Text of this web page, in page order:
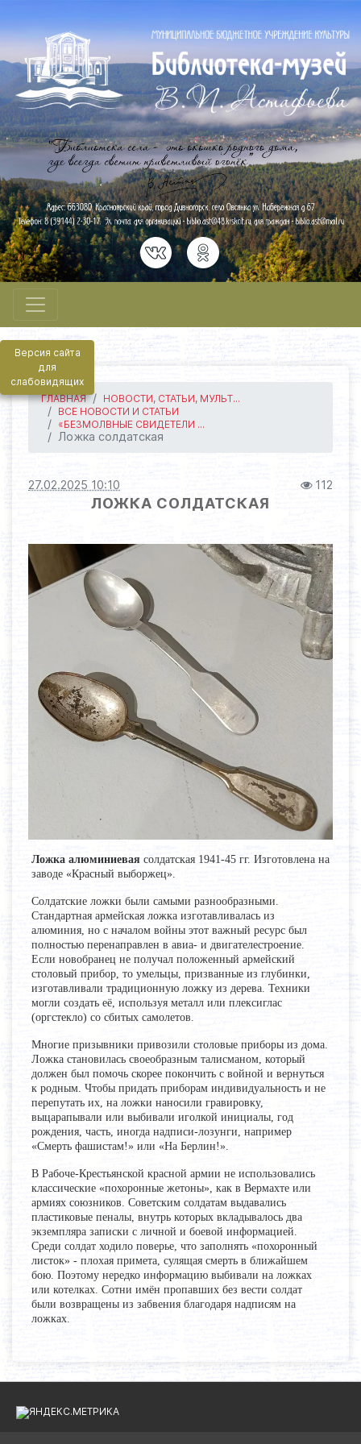
Версия сайта
для
слабовидящих
ГЛАВНАЯ
НОВОСТИ, СТАТЬИ, МУЛЬТ...
ВСЕ НОВОСТИ И СТАТЬИ
«БЕЗМОЛВНЫЕ СВИДЕТЕЛИ ...
Ложка солдатская
27.02.2025 10:10 112
ЛОЖКА СОЛДАТСКАЯ
Ложка алюминиевая солдатская 1941-45 гг. Изготовлена на
заводе «Красный выборжец».
Солдатские ложки были самыми разнообразными.
Стандартная армейская ложка изготавливалась из
алюминия, но с началом войны этот важный ресурс был
полностью перенаправлен в авиа- и двигателестроение.
Если новобранец не получал положенный армейский
столовый прибор, то умельцы, призванные из глубинки,
изготавливали традиционную ложку из дерева. Техники
могли создать её, используя металл или плексиглас
(оргстекло) со сбитых самолетов.
Многие призывники привозили столовые приборы из дома.
Ложка становилась своеобразным талисманом, который
должен был помочь скорее покончить с войной и вернуться
к родным. Чтобы придать приборам индивидуальность и не
перепутать их, на ложки наносили гравировку,
выцарапывали или выбивали иголкой инициалы, год
рождения, часть, иногда надписи-лозунги, например
«Смерть фашистам!» или «На Берлин!».
В Рабоче-Крестьянской красной армии не использовались
классические «похоронные жетоны», как в Вермахте или
армиях союзников. Советским солдатам выдавались
пластиковые пеналы, внутрь которых вкладывалось два
экземпляра записки с личной и боевой информацией.
Среди солдат ходило поверье, что заполнять «похоронный
листок» - плохая примета, сулящая смерть в ближайшем
бою. Поэтому нередко информацию выбивали на ложках
или котелках. Сотни имён пропавших без вести солдат
были возвращены из забвения благодаря надписям на
ложках.